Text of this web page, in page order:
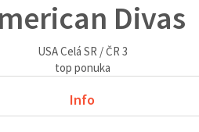
Divas
USACelá SR / ČR 3
top ponuka
Info